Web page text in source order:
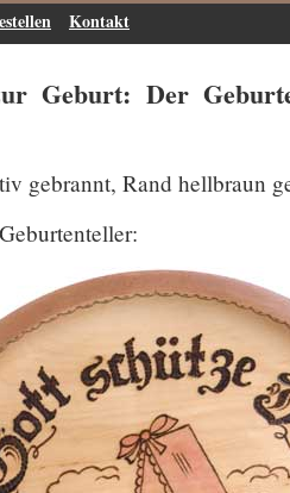
Kontakt
Geburt: Der
gebrannt, Rand hellbraun